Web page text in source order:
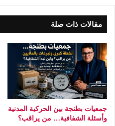
مقالات ذات صلة
جمعيات بطنجة بين الحركية المدنية
وأسئلة الشفافية… من يراقب؟